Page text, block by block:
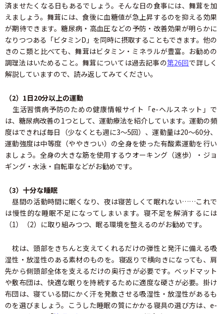
済ませたくなる日もあるでしょう。そんな日の食事には、舞茸を加
えましょう。舞茸には、食後に血糖値が急上昇するのを抑える効果
が期待できます。糖尿病・高血圧などの予防・改善効果が明らかに
なりつつある「ビタミンD」を同時に摂取することもできます。他の
きのこ類と比べても、舞茸はビタミン・ミネラルが豊富。お勧めの
調理法はいためること。舞茸については過去記事の第26回で詳しく
解説していますので、読み返してみてください。
（2）1日20分以上の運動
生活習慣病予防のための健康情報サイト「e-ヘルスネット」で
は、糖尿病改善の1つとして、運動療法を紹介しています。運動の頻
度はできれば毎日（少なくとも週に3～5回）、運動量は20～60分、
運動強度は中等度（ややきつい）の全身を使った有酸素運動を行い
ましょう。全身の大きな筋を使用するウオーキング（速歩）・ジョ
ギング・水泳・自転車などがお勧めです。
（3）十分な睡眠
昼間の活動時間に眠くなり、夜は寝苦しくて眠れない……これで
は慢性的な睡眠不足になってしまいます。寝不足を解消するには
（1）（2）に取り組みつつ、眠る環境を整えるのがお勧めです。
枕は、頭部をきちんと支えてくれるだけの弾性と発汗に備える吸
湿性・放湿性のある素材のものを。寝返りで横向きになっても、肩
先から側頭部全体を支えるだけの奥行きが必要です。ベッドマット
や敷布団は、快適な眠りを持続するために適度な硬さが必要。掛け
布団は、寝ている間にかく汗を発散させる吸湿性・放湿性があるも
のを選びましょう。こうした睡眠の質にかかる寝具の選び方は、e-